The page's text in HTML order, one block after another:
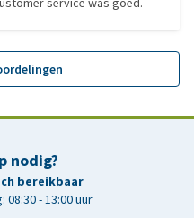
nodig?
bereikbaar
- 13:00 uur